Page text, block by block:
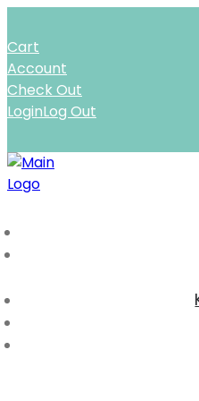
Cart
Account
Check Out
LoginLog Out